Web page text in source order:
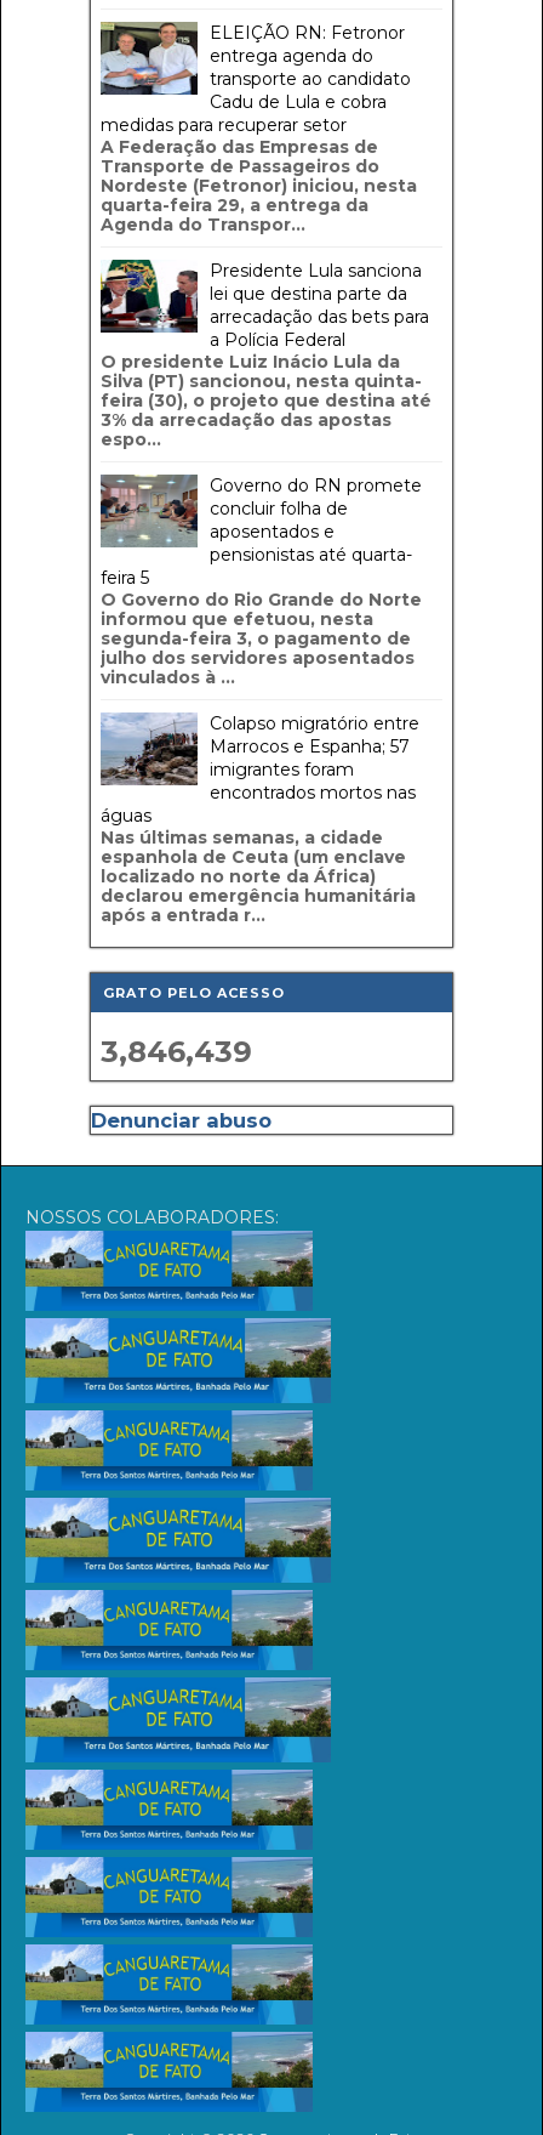
ELEIÇÃO RN: Fetronor
entrega agenda do
transporte ao candidato
Cadu de Lula e cobra
medidas para recuperar setor
A Federação das Empresas de
Transporte de Passageiros do
Nordeste (Fetronor) iniciou, nesta
quarta-feira 29, a entrega da
Agenda do Transpor...
Presidente Lula sanciona
lei que destina parte da
arrecadação das bets para
a Polícia Federal
O presidente Luiz Inácio Lula da
Silva (PT) sancionou, nesta quinta-
feira (30), o projeto que destina até
3% da arrecadação das apostas
espo...
Governo do RN promete
concluir folha de
aposentados e
pensionistas até quarta-
feira 5
O Governo do Rio Grande do Norte
informou que efetuou, nesta
segunda-feira 3, o pagamento de
julho dos servidores aposentados
vinculados à ...
Colapso migratório entre
Marrocos e Espanha; 57
imigrantes foram
encontrados mortos nas
águas
Nas últimas semanas, a cidade
espanhola de Ceuta (um enclave
localizado no norte da África)
declarou emergência humanitária
após a entrada r...
GRATO PELO ACESSO
3,846,439
Denunciar abuso
NOSSOS COLABORADORES: